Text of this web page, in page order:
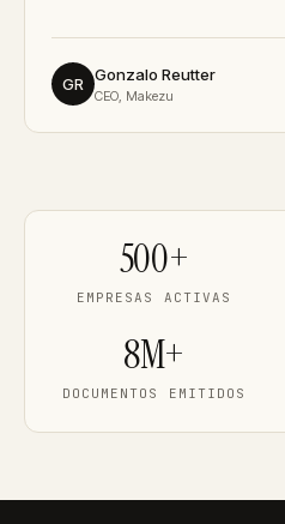
GR Gonzalo Reutter
CEO, Makezu
500+
EMPRESAS ACTIVAS
8M+
DOCUMENTOS EMITIDOS